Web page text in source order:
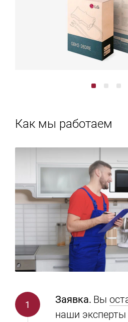
Как мы работаем
Заявка. Вы
наши